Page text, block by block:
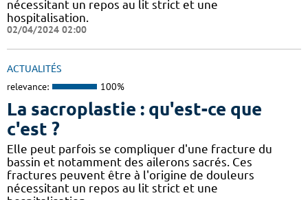
nécessitant un repos au lit strict et une
hospitalisation.
02/04/2024 02:00
ACTUALITÉS
relevance: 100%
La sacroplastie : qu'est-ce que
c'est ?
Elle peut parfois se compliquer d'une fracture du
bassin et notamment des ailerons sacrés. Ces
fractures peuvent être à l'origine de douleurs
nécessitant un repos au lit strict et une